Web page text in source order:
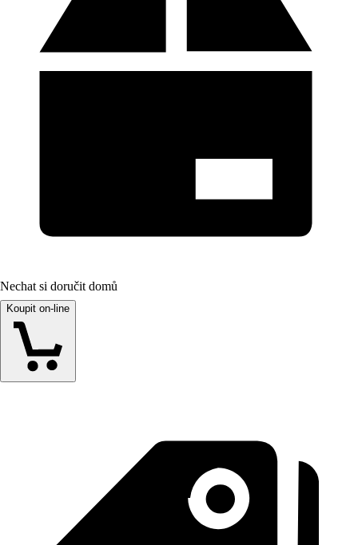
Nechat si doručit domů
Koupit on-line